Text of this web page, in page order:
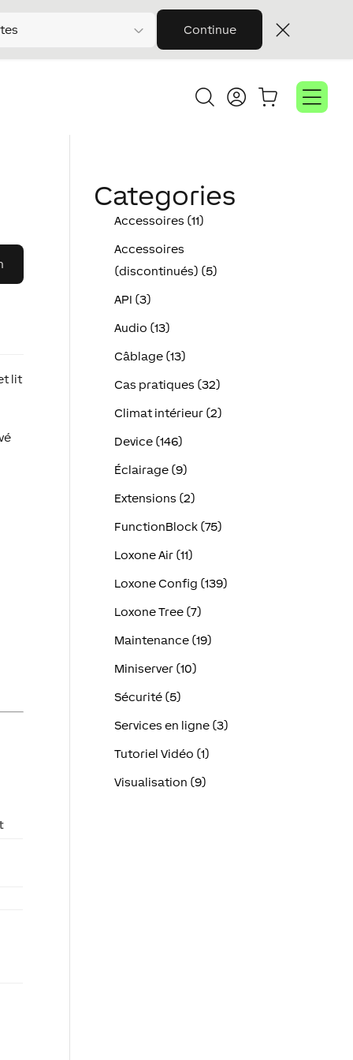
Continue
lit
Categories
Accessoires (11)
Accessoires
(discontinués) (5)
API (3)
Audio (13)
Câblage (13)
Cas pratiques (32)
Climat intérieur (2)
Device (146)
Éclairage (9)
Extensions (2)
FunctionBlock (75)
Loxone Air (11)
Loxone Config (139)
Loxone Tree (7)
Maintenance (19)
Miniserver (10)
Sécurité (5)
Services en ligne (3)
Tutoriel Vidéo (1)
Visualisation (9)